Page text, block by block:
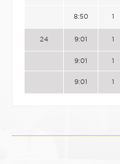
8:50 1
24 9:01 1
9:01 1
9:01 1